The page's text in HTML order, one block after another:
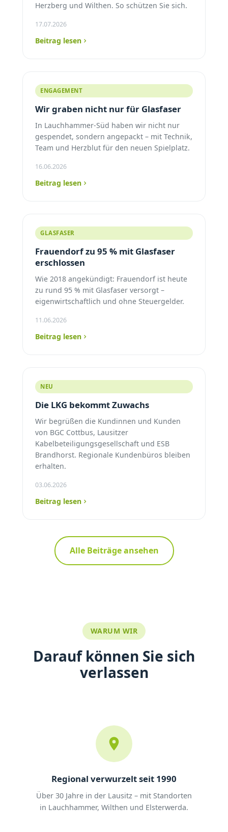
Herzberg und Wilthen. So schützen Sie sich.
17.07.2026
Beitrag lesen
ENGAGEMENT
Wir graben nicht nur für Glasfaser
In Lauchhammer-Süd haben wir nicht nur
gespendet, sondern angepackt – mit Technik,
Team und Herzblut für den neuen Spielplatz.
16.06.2026
Beitrag lesen
GLASFASER
Frauendorf zu 95 % mit Glasfaser
erschlossen
Wie 2018 angekündigt: Frauendorf ist heute
zu rund 95 % mit Glasfaser versorgt –
eigenwirtschaftlich und ohne Steuergelder.
11.06.2026
Beitrag lesen
NEU
Die LKG bekommt Zuwachs
Wir begrüßen die Kundinnen und Kunden
von BGC Cottbus, Lausitzer
Kabelbeteiligungsgesellschaft und ESB
Brandhorst. Regionale Kundenbüros bleiben
erhalten.
03.06.2026
Beitrag lesen
Alle Beiträge ansehen
WARUM WIR
Darauf können Sie sich
verlassen
Regional verwurzelt seit 1990
Über 30 Jahre in der Lausitz – mit Standorten
in Lauchhammer, Wilthen und Elsterwerda.